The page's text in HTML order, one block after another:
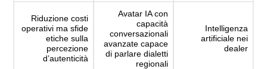
Intelligenza
artificiale nei
dealer
Avatar IA con
capacità
conversazionali
avanzate capace
di parlare dialetti
regionali
Riduzione costi
operativi ma sfide
etiche sulla
percezione
d’autenticità